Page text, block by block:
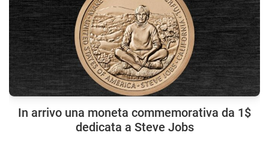
In arrivo una moneta commemorativa da 1$
dedicata a Steve Jobs